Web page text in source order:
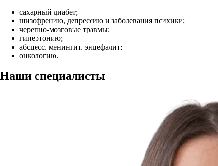
сахарный диабет;
шизофрению, депрессию и заболевания психики;
черепно-мозговые травмы;
гипертонию;
абсцесс, менингит, энцефалит;
онкологию.
Наши специалисты